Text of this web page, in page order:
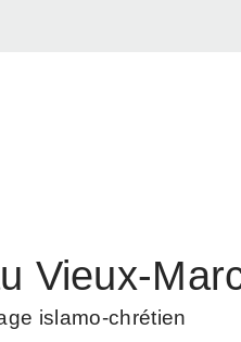
Vieux-
islamo-chrétien